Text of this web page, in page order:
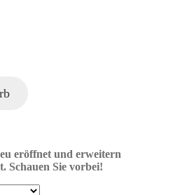
eröffnet und erweitern
Schauen Sie vorbei!